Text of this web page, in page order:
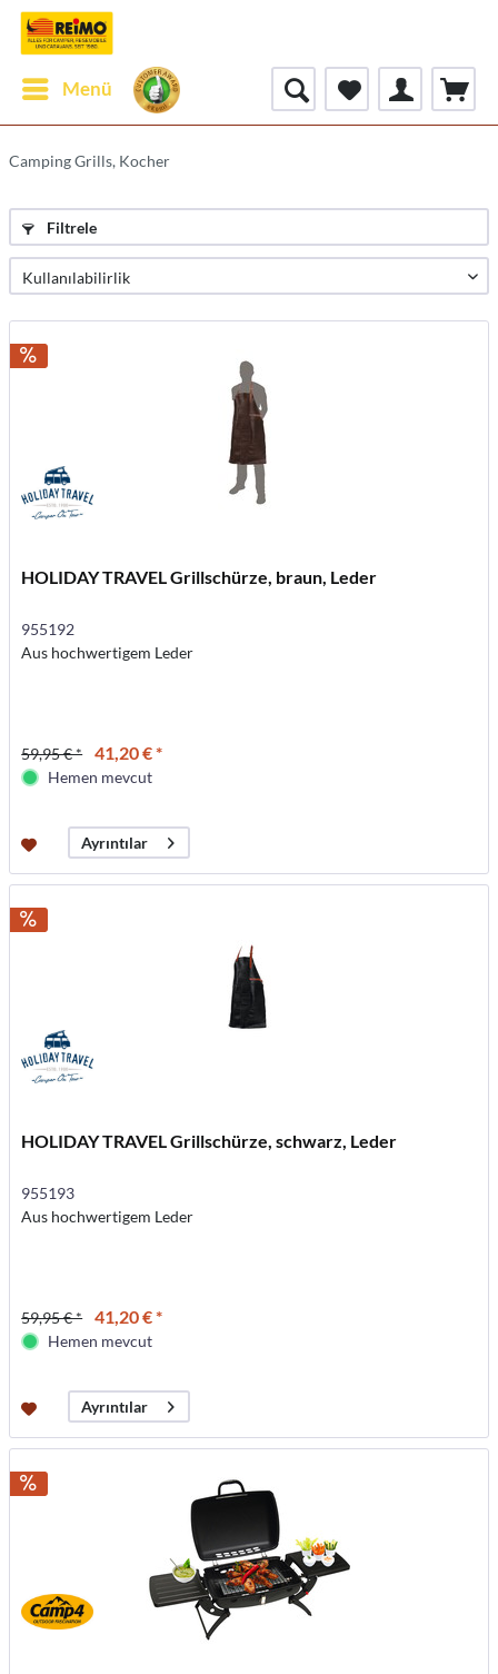
Menü
Camping Grills, Kocher
Filtrele
HOLIDAY TRAVEL Grillschürze, braun, Leder
955192
Aus hochwertigem Leder
59,95 € * 41,20 € *
Hemen mevcut
Ayrıntılar
HOLIDAY TRAVEL Grillschürze, schwarz, Leder
955193
Aus hochwertigem Leder
59,95 € * 41,20 € *
Hemen mevcut
Ayrıntılar